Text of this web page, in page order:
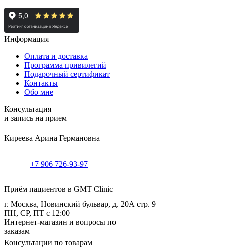
Информация
Оплата и доставка
Программа привилегий
Подарочный сертификат
Контакты
Обо мне
Консультация
и запись на прием
Киреева Арина Германовна
+7 906 726-93-97
Приём пациентов в GMT Clinic
г. Москва, Новинский бульвар, д. 20А стр. 9
ПН, СР, ПТ с 12:00
Интернет-магазин и вопросы по
заказам
Консультации по товарам